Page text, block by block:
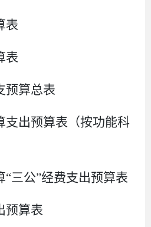
表
表
预算总表
支出预算表 （按功能科
“三公”经费支出预算表
预算表